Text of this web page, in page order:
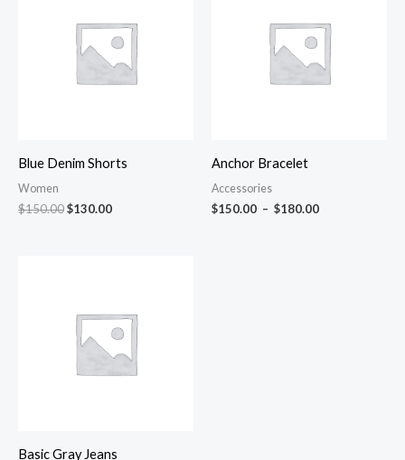
Blue Denim Shorts
Women
$150.00
$150.00.
$130.00
$130.00.
Anchor Bracelet
Accessories
$150.00 – $180.00
à
Basic Gray Jeans